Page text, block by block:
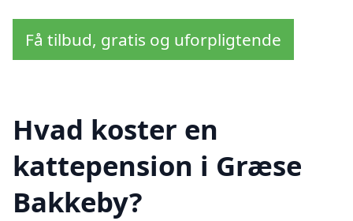
Få tilbud, gratis og uforpligtende
Hvad koster en
kattepension i Græse
Bakkeby?